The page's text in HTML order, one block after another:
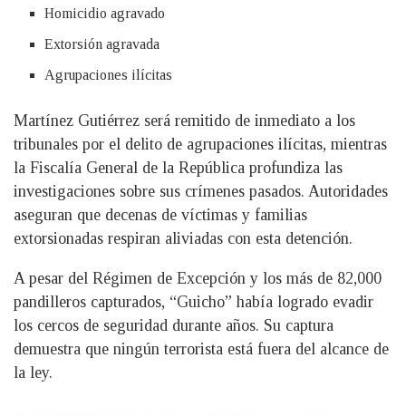
Homicidio agravado
Extorsión agravada
Agrupaciones ilícitas
Martínez Gutiérrez será remitido de inmediato a los
tribunales por el delito de agrupaciones ilícitas, mientras
la Fiscalía General de la República profundiza las
investigaciones sobre sus crímenes pasados. Autoridades
aseguran que decenas de víctimas y familias
extorsionadas respiran aliviadas con esta detención.
A pesar del Régimen de Excepción y los más de 82,000
pandilleros capturados, “Guicho” había logrado evadir
los cercos de seguridad durante años. Su captura
demuestra que ningún terrorista está fuera del alcance de
la ley.